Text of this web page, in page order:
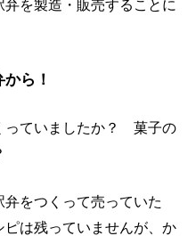
弁を製造・販売することに
ら！
っていましたか？ 菓子の
弁をつくって売っていた
は残っていませんが、か